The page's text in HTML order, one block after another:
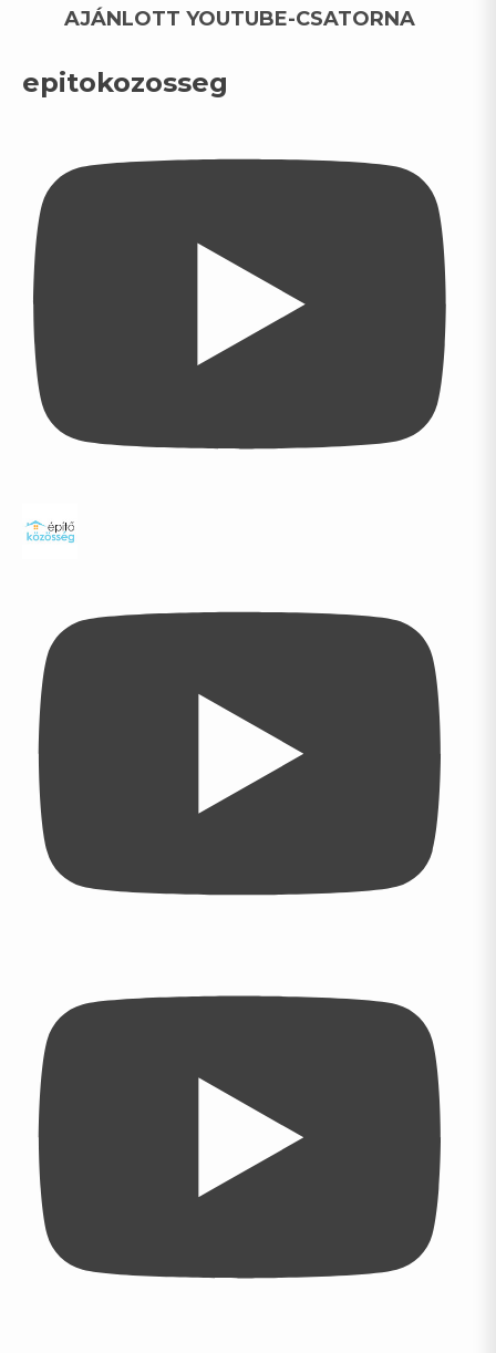
AJÁNLOTT YOUTUBE-CSATORNA
epitokozosseg